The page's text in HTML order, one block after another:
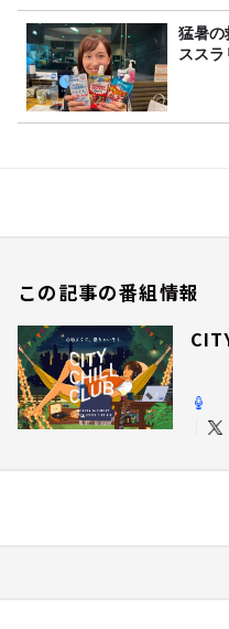
猛暑の
スス
この記事の番組情報